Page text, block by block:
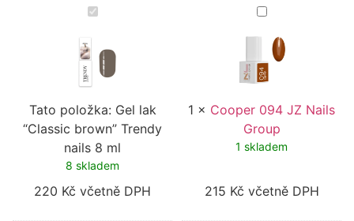
Gel
lak
brown”
Trendy
nails
8
Tato položka: Gel lak
“Classic brown” Trendy
nails 8 ml
8 skladem
220 Kč včetně DPH
Cooper
094
JZ
Nails
Group
1 × Cooper 094 JZ Nails
Group
1 skladem
215 Kč včetně DPH